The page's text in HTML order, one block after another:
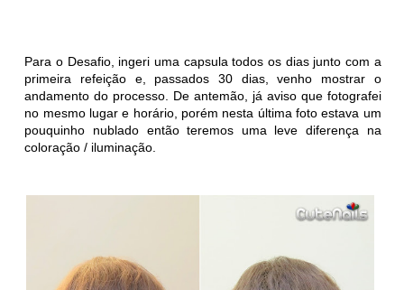
Para o Desafio, ingeri uma capsula todos os dias junto com a
primeira refeição e, passados 30 dias, venho mostrar o
andamento do processo. De antemão, já aviso que fotografei
no mesmo lugar e horário, porém nesta última foto estava um
pouquinho nublado então teremos uma leve diferença na
coloração / iluminação.